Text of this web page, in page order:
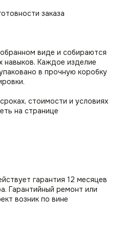
заказа
виде и собираются
навыков. Каждое изделие
в прочную коробку
стоимости и условиях
на странице
гарантия 12 месяцев
Гарантийный ремонт или
возник по вине